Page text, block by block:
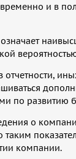
и в
отчетности,
по развитию
о
компании.